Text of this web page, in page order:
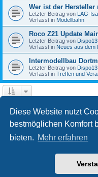
Diese Website nutzt
bestmöglichen Komfort
bieten. Mehr erfahren
Wer ist der Hersteller
Letzter Beitrag von LAG-
Verfasst in Modellbahn
Roco Z21 Update
Letzter Beitrag von Dispo13
Verfasst in Neues aus dem
Intermodellbau
Letzter Beitrag von Dispo13
Verfasst in Treffen und
Powered byphpBB